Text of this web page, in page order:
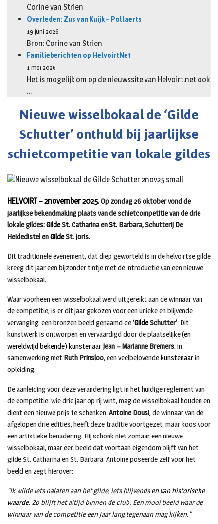
Corine van Strien
Overleden: Zus van Kuijk – Pollaerts
19 juni 2026
Bron: Corine van Strien
Familieberichten op HelvoirtNet
1 mei 2026
Het is mogelijk om op de nieuwssite van Helvoirt.net ook
…
Nieuwe wisselbokaal de ‘Gilde
Schutter’ onthuld bij jaarlijkse
schietcompetitie van lokale gildes
HELVOIRT – 2november 2025.Op zondag 26 oktober vond de
jaarlijkse bekendmaking plaats van de schietcompetitie van de drie
lokale gildes:GildeSt.Catharina enSt. Barbara, Schutterij De
Heidedistel enGildeSt. Joris.
Dit traditionele evenement, dat diep geworteld is in de helvoirtse gilde
kreeg dit jaar een bijzonder tintje met de introductie van een nieuwe
wisselbokaal.
Waar voorheen een wisselbokaal werd uitgereikt aan de winnaar van
de competitie, is er dit jaar gekozen voor een unieke en blijvende
vervanging: een bronzen beeld genaamd de‘GildeSchutter’. Dit
kunstwerk is ontworpen en vervaardigd door de plaatselijke(en
wereldwijd bekende) kunstenaar Jean – Marianne Bremers, in
samenwerking met Ruth Prinsloo, een veelbelovendekunstenaarin
opleiding.
De aanleiding voor deze verandering ligt in het huidige reglement van
de competitie: wie drie jaar op rij wint, mag de wisselbokaal houden en
dient een nieuwe prijs te schenken. Antoine Dousi, de winnaar van de
afgelopen drie edities, heeft deze traditie voortgezet, maar koos voor
een artistieke benadering. Hij schonk niet zomaar een nieuwe
wisselbokaal, maar een beeld dat voortaan eigendom blijft van het
gilde St. Catharina en St. Barbara. Antoine poseerde zelf voor het
beeld en zegt hierover:
“Ik wilde iets nalaten aan het gilde, iets blijvendsen van historische
waarde. Zo blijft het altijd binnen de club. Een mooi beeld waar de
winnaar van de competitie een jaar lang tegenaan mag kijken.”